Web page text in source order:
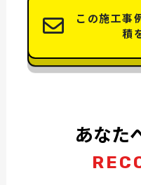
この施工事
積
あなた